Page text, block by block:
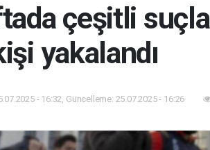
çeşitli
yakalandı
- 16:32, Güncelleme: 25.07.2025 - 16:26